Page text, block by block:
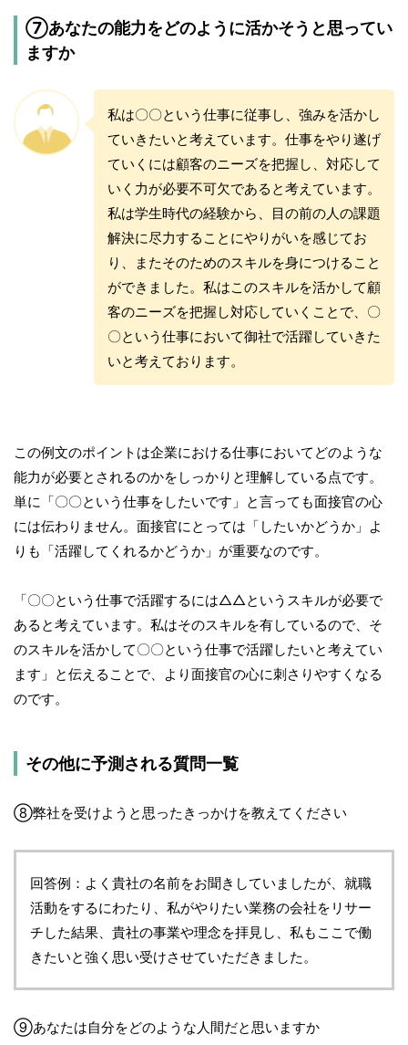
⑦あなたの能力をどのように活かそうと思ってい
ますか
私は〇〇という仕事に従事し、強みを活かし
ていきたいと考えています。仕事をやり遂げ
ていくには顧客のニーズを把握し、対応して
いく力が必要不可欠であると考えています。
私は学生時代の経験から、目の前の人の課題
解決に尽力することにやりがいを感じてお
り、またそのためのスキルを身につけること
ができました。私はこのスキルを活かして顧
客のニーズを把握し対応していくことで、〇
〇という仕事において御社で活躍していきた
いと考えております。
この例文のポイントは企業における仕事においてどのような
能力が必要とされるのかをしっかりと理解している点です。
単に「〇〇という仕事をしたいです」と言っても面接官の心
には伝わりません。面接官にとっては「したいかどうか」よ
りも「活躍してくれるかどうか」が重要なのです。
「〇〇という仕事で活躍するには△△というスキルが必要で
あると考えています。私はそのスキルを有しているので、そ
のスキルを活かして〇〇という仕事で活躍したいと考えてい
ます」と伝えることで、より面接官の心に刺さりやすくなる
のです。
その他に予測される質問一覧
⑧弊社を受けようと思ったきっかけを教えてください
回答例：よく貴社の名前をお聞きしていましたが、就職
活動をするにわたり、私がやりたい業務の会社をリサー
チした結果、貴社の事業や理念を拝見し、私もここで働
きたいと強く思い受けさせていただきました。
⑨あなたは自分をどのような人間だと思いますか